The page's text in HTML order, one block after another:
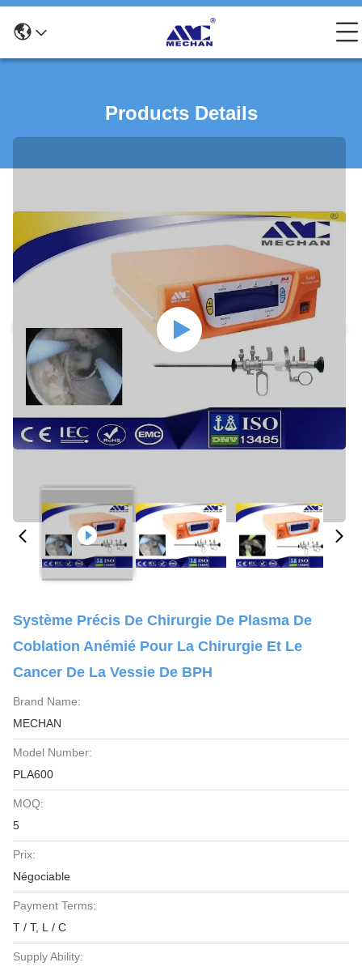
Products Details
Système Précis De Chirurgie De Plasma De
Coblation Anémié Pour La Chirurgie Et Le
Cancer De La Vessie De BPH
Brand Name:
MECHAN
Model Number:
PLA600
MOQ:
5
Prix:
Négociable
Payment Terms:
T / T, L / C
Supply Ability: